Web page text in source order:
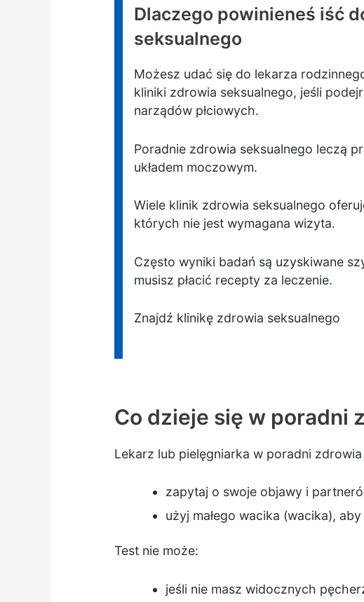
Dlaczego powinieneś iść
seksualnego
Możesz udać się do lekarza
kliniki zdrowia seksualnego, jeśli
narządów płciowych.
Poradnie zdrowia seksualnego leczą
układem moczowym.
Wiele klinik zdrowia seksualnego
których nie jest wymagana wizyta.
Często wyniki badań są uzyskiwane
musisz płacić recepty za leczenie.
Znajdź klinikę zdrowia seksualnego
Co dzieje się w poradni
Lekarz lub pielęgniarka w poradni
zapytaj o swoje objawy i
użyj małego wacika (wacika),
Test nie może:
jeśli nie masz widocznych